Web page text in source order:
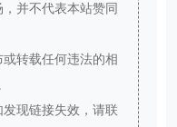
并不代表本站赞同
转载任何违法的相
现链接失效，请联